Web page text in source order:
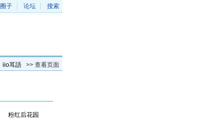
圈子 论坛 搜索
iio耳語 >> 查看页面
粉红后花园